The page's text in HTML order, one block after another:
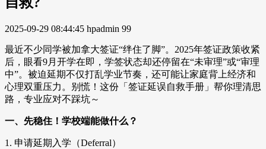
2025-09-29 08:44:45 hpadmin 99
最近不少同学被加拿大签证“绊住了脚”。2025年签证政策收紧
后，眼看9月开学在即，学签状态却还停留在“未审理”或“审理
中”。被迫延期不仅打乱学业节奏，还可能让家庭背上经济和
心理双重压力。别慌！这份「签证延误自救手册」帮你理清思
路，专业应对不踩坑～
一、先稳住！学校端能做什么？
1. 申请延期入学（Deferral）